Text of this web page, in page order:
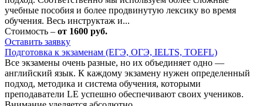
учебные пособия и более продвинутую лексику во время
обучения. Весь инструктаж и...
Стоимость – от 1600 руб.
Оставить заявку
Подготовка к экзаменам (ЕГЭ, ОГЭ, IELTS, TOEFL)
Все экзамены очень разные, но их объединяет одно —
английский язык. К каждому экзамену нужен определенный
подход, методика и система обучения, которыми
преподаватели LE успешно обеспечивают своих учеников.